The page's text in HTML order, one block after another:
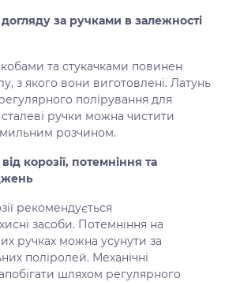
за ручками в залежності
та стукачками повинен
з якого вони виготовлені. Латунь
полірування для
ручки можна чистити
розчином.
корозії, потемніння та
рекомендується
засоби. Потемніння на
ручках можна усунути за
поліролей. Механічні
шляхом регулярного